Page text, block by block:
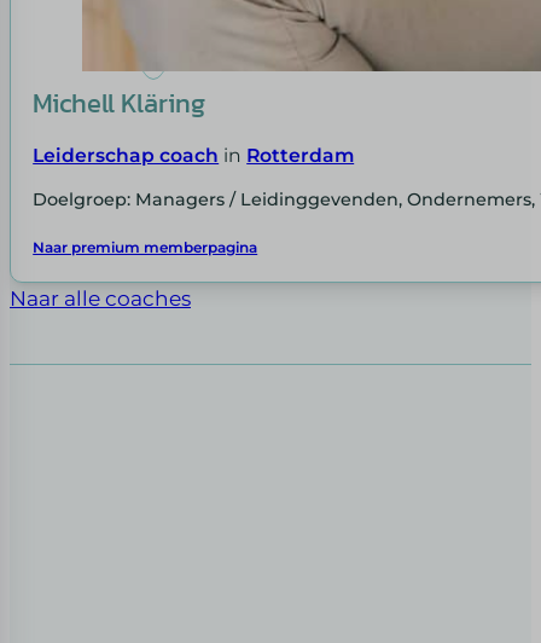
Michell Kläring
Leiderschap coach in Rotterdam
Doelgroep: Managers / Leidinggevenden,
Naar premium memberpagina
Naar alle coaches